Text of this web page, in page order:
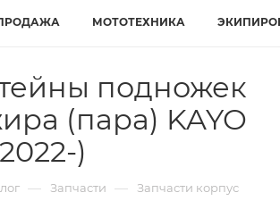
МОТОТЕХНИКА
подножек
(пара) KAYO
)
— Запчасти — Запчасти корпус